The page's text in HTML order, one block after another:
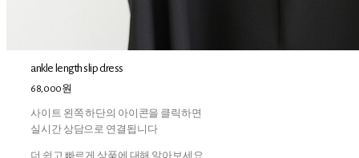
ankle length slip dress
68,000원
사이트 왼쪽 하단의 아이콘을 클릭하면
실시간 상담으로 연결됩니다